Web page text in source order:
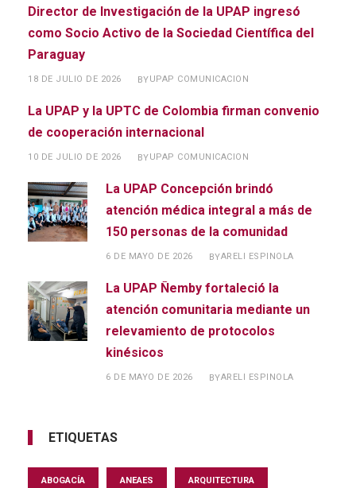
Director de Investigación de la UPAP ingresó
como Socio Activo de la Sociedad Científica del
Paraguay
18 DE JULIO DE 2026 BYUPAP COMUNICACION
La UPAP y la UPTC de Colombia firman convenio
de cooperación internacional
10 DE JULIO DE 2026 BYUPAP COMUNICACION
La UPAP Concepción brindó
atención médica integral a más de
150 personas de la comunidad
6 DE MAYO DE 2026 BYARELI ESPINOLA
La UPAP Ñemby fortaleció la
atención comunitaria mediante un
relevamiento de protocolos
kinésicos
6 DE MAYO DE 2026 BYARELI ESPINOLA
ETIQUETAS
ABOGACÍA ANEAES ARQUITECTURA